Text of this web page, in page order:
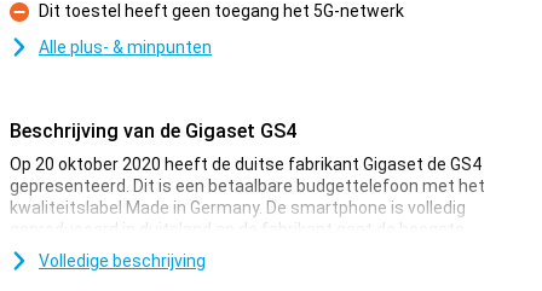
Minpunt
Dit toestel heeft geen toegang het 5G-netwerk
Alle plus- & minpunten
Beschrijving van de Gigaset GS4
Op 20 oktober 2020 heeft de duitse fabrikant Gigaset de GS4
gepresenteerd. Dit is een betaalbare budgettelefoon met het
kwaliteitslabel Made in Germany. De smartphone is volledig
geproduceerd in duitsland en de fabrikant gaat de hoogste
kwaliteit en duurzaamheid.
Volledige beschrijving